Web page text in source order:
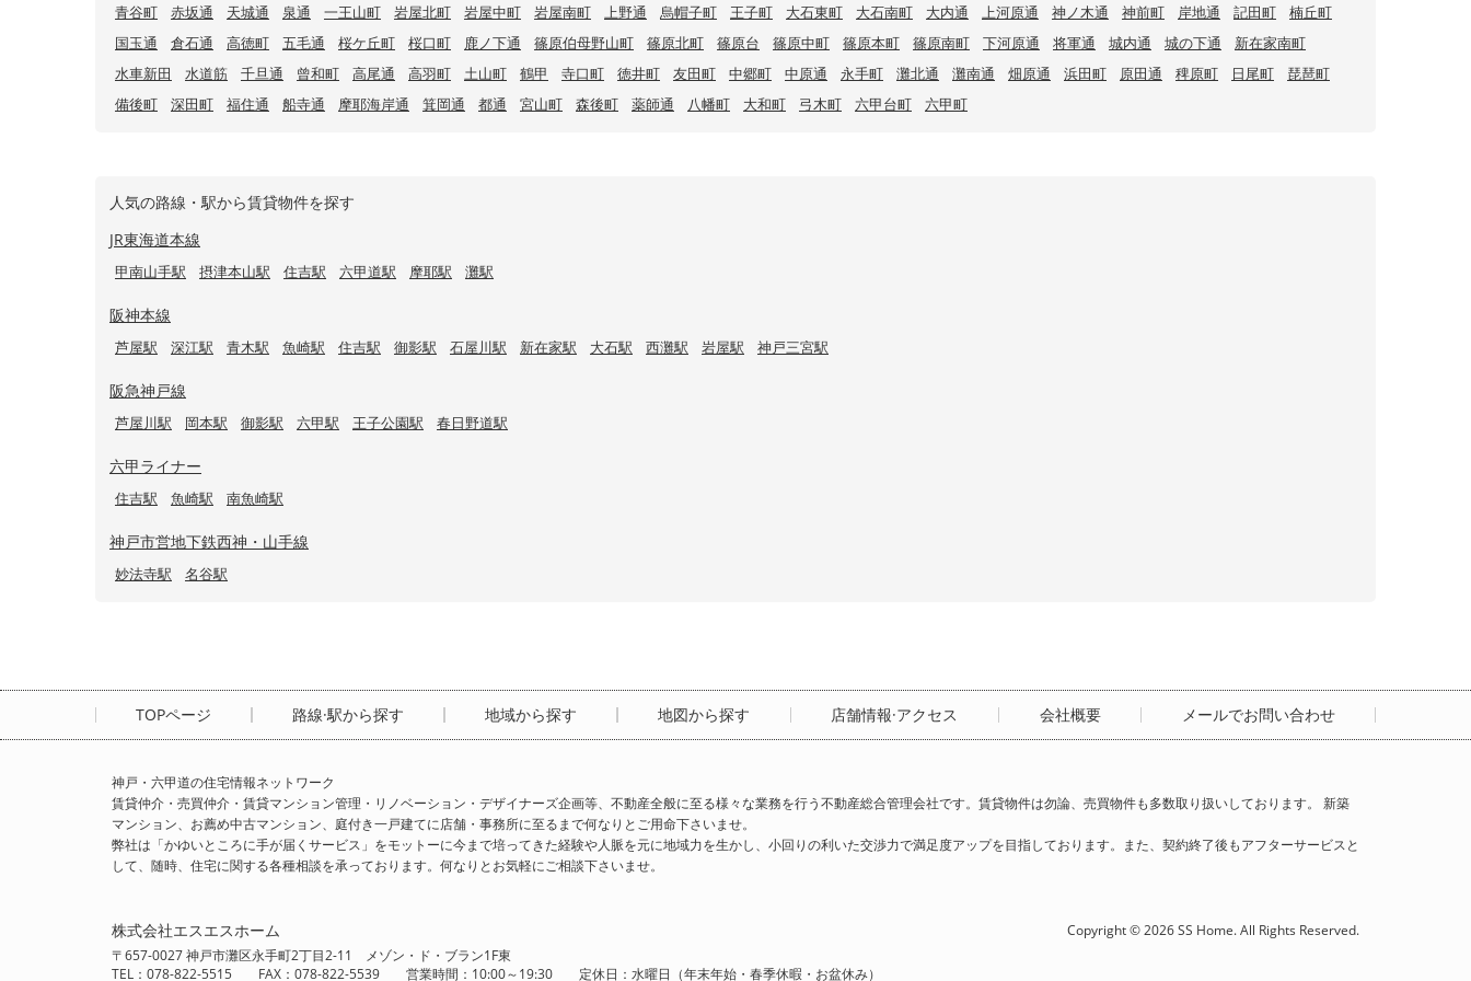
青谷町 赤坂通 天城通 泉通 一王山町 岩屋北町 岩屋中町 岩屋南町 上野通 烏帽子町 王子町 大石東町 大石南町 大内通 上河原通 神ノ木通 神前町 岸地通 記田町
楠丘町
国玉通
倉石通 高徳町 五毛通 桜ケ丘町 桜口町 鹿ノ下通 篠原伯母野山町 篠原北町 篠原台 篠原中町 篠原本町 篠原南町 下河原通 将軍通 城内通 城の下通
新在家南町
水車新田
水道筋 千旦通 曾和町 高尾通 高羽町 土山町 鶴甲 寺口町 徳井町 友田町 中郷町 中原通 永手町 灘北通 灘南通 畑原通 浜田町 原田通 稗原町 日尾町
琵琶町
備後町
深田町 福住通 船寺通 摩耶海岸通 箕岡通 都通 宮山町 森後町 薬師通 八幡町 大和町 弓木町 六甲台町 六甲町
人気の路線・駅から賃貸物件を探す
JR東海道本線
甲南山手駅 摂津本山駅 住吉駅 六甲道駅 摩耶駅 灘駅
阪神本線
芦屋駅 深江駅 青木駅 魚崎駅 住吉駅 御影駅 石屋川駅 新在家駅 大石駅 西灘駅 岩屋駅 神戸三宮駅
阪急神戸線
芦屋川駅 岡本駅 御影駅 六甲駅 王子公園駅 春日野道駅
六甲ライナー
住吉駅 魚崎駅 南魚崎駅
神戸市営地下鉄西神・山手線
妙法寺駅 名谷駅
TOPページ 路線·駅から探す 地域から探す 地図から探す 店舗情報·アクセス 会社概要 メールでお問い合わせ
神戸・六甲道の住宅情報ネットワーク
賃貸仲介・売買仲介・賃貸マンション管理・リノベーション・デザイナーズ企画等、不動産全般に至る様々な業務を行う不動産総合管理会社です。賃貸物件は勿論、売買物件も多数取り扱いしております。 新築
マンション、お薦め中古マンション、庭付き一戸建てに店舗・事務所に至るまで何なりとご用命下さいませ。
弊社は「かゆいところに手が届くサービス」をモットーに今まで培ってきた経験や人脈を元に地域力を生かし、小回りの利いた交渉力で満足度アップを目指しております。また、契約終了後もアフターサービスと
して、随時、住宅に関する各種相談を承っております。何なりとお気軽にご相談下さいませ。
Copyright © 2026 SS Home. All Rights Reserved.
株式会社エスエスホーム
〒657-0027 神戸市灘区永手町2丁目2-11 メゾン・ド・ブラン1F東
TEL：078-822-5515 FAX：078-822-5539 営業時間：10:00～19:30 定休日：水曜日（年末年始・春季休暇・お盆休み）